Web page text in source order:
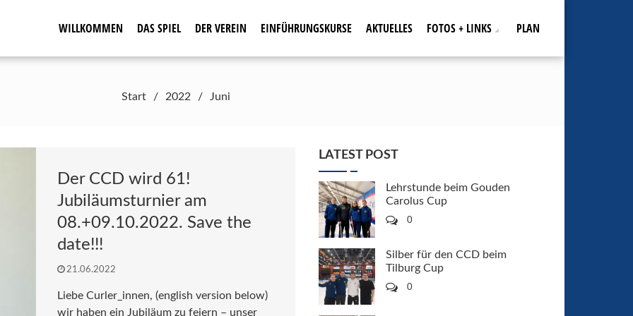
WILLKOMMEN DAS SPIEL DER VEREIN EINFÜHRUNGSKURSE AKTUELLES FOTOS + LINKS PLAN
Start 2022 Juni
Der CCD wird 61!
Jubiläumsturnier am
08.+09.10.2022. Save the
date!!!
21.06.2022
Liebe Curler_innen, (english version below)
wir haben ein Jubiläum zu feiern – unser
LATEST POST
Lehrstunde beim Gouden
Carolus Cup
0
Silber für den CCD beim
Tilburg Cup
0